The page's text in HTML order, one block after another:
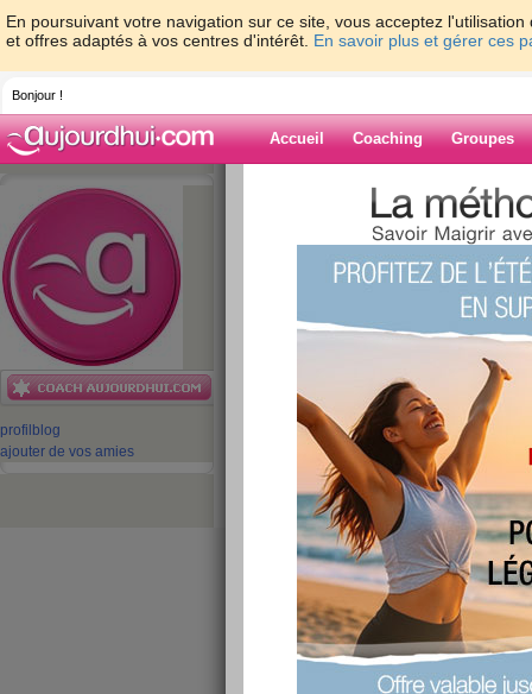
En poursuivant votre navigation sur ce site, vous acceptez
et offres adaptés à vos centres d'intérêt. En savoir plus et gérer ces
Bonjour !
Accueil Coaching Groupes
profil blog
ajouter de vos amies
>
equipe-
savoir pour manger équilibré
Blog de equipe-
aujourdhuicom
Être végétarien :
savoir pour
publié le 07/11/2016 à 08:29
Etre végétarienconsiste à supprimer de son
savoir les viandes, poissons et fruits de mer,
Contrairement aux végans qui excluent toute
régime végétarien, les œufs sont la plupart du
des être vivants. Les produits issus d'animaux
les produits laitiers sont également